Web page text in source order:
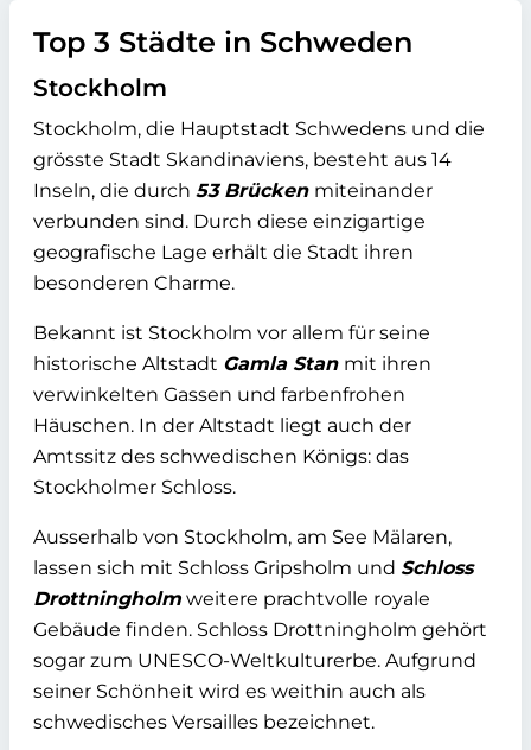
Top 3 Städte in Schweden
Stockholm
Stockholm, die Hauptstadt Schwedens und die
grösste Stadt Skandinaviens, besteht aus 14
Inseln, die durch 53 Brücken miteinander
verbunden sind. Durch diese einzigartige
geografische Lage erhält die Stadt ihren
besonderen Charme.
Bekannt ist Stockholm vor allem für seine
historische Altstadt Gamla Stan mit ihren
verwinkelten Gassen und farbenfrohen
Häuschen. In der Altstadt liegt auch der
Amtssitz des schwedischen Königs: das
Stockholmer Schloss.
Ausserhalb von Stockholm, am See Mälaren,
lassen sich mit Schloss Gripsholm und Schloss
Drottningholm weitere prachtvolle royale
Gebäude finden. Schloss Drottningholm gehört
sogar zum UNESCO-Weltkulturerbe. Aufgrund
seiner Schönheit wird es weithin auch als
schwedisches Versailles bezeichnet.